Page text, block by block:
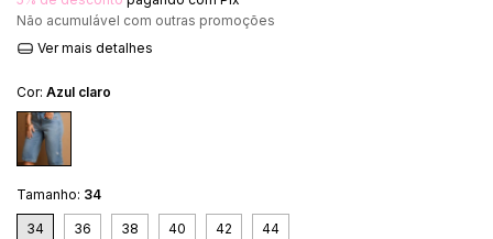
Não acumulável com outras promoções
Ver mais detalhes
Cor: Azul claro
Tamanho: 34
34 36 38 40 42 44